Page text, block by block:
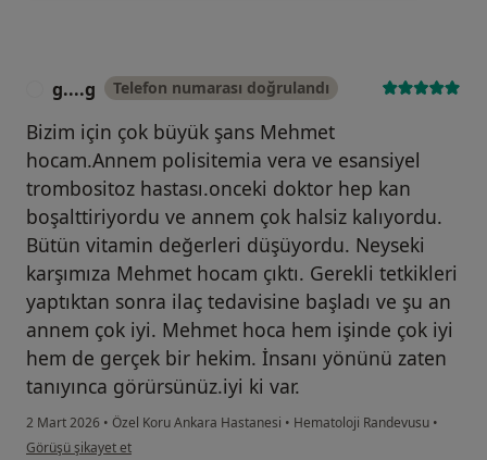
g....g Telefon numarası doğrulandı
Bizim için çok büyük şans Mehmet
hocam.Annem polisitemia vera ve esansiyel
trombositoz hastası.onceki doktor hep kan
boşalttiriyordu ve annem çok halsiz kalıyordu.
Bütün vitamin değerleri düşüyordu. Neyseki
karşımıza Mehmet hocam çıktı. Gerekli tetkikleri
yaptıktan sonra ilaç tedavisine başladı ve şu an
annem çok iyi. Mehmet hoca hem işinde çok iyi
hem de gerçek bir hekim. İnsanı yönünü zaten
tanıyınca görürsünüz.iyi ki var.
2 Mart 2026 • Özel Koru Ankara Hastanesi • Hematoloji Randevusu •
kullanıcının görüşüne göre g....g
Görüşü şikayet et